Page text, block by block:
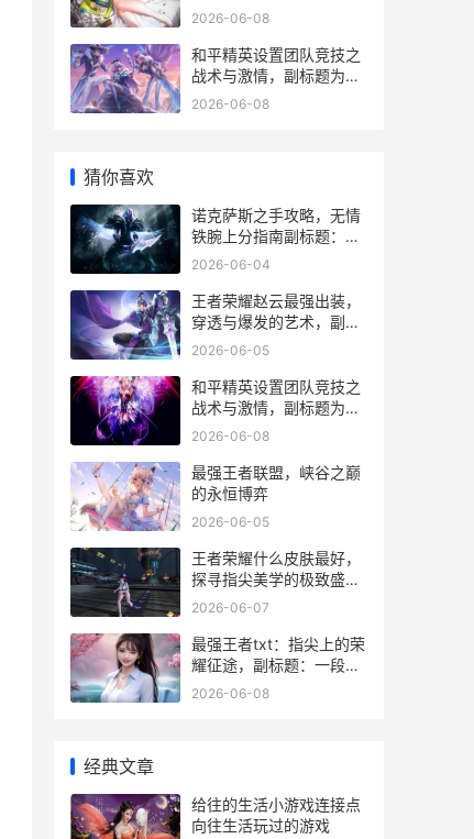
觉盛宴副标题：银甲龙枪
2026-06-08
和平精英设置团队竞技之
战术与激情，副标题为团
队火拼的艺术与策略
2026-06-08
猜你喜欢
诺克萨斯之手攻略，无情
铁腕上分指南副标题：从
入门到精通，掌握德莱厄
2026-06-04
王者荣耀赵云最强出装，
穿透与爆发的艺术，副标
题，七进七出的战场哲学
2026-06-05
和平精英设置团队竞技之
战术与激情，副标题为团
队火拼的艺术与策略
2026-06-08
最强王者联盟，峡谷之巅
的永恒博弈
2026-06-05
王者荣耀什么皮肤最好，
探寻指尖美学的极致盛宴
副标题：视觉手感与收藏
2026-06-07
最强王者txt：指尖上的荣
耀征途，副标题：一段虚
拟与现实的交响诗
2026-06-08
经典文章
给往的生活小游戏连接点
向往生活玩过的游戏